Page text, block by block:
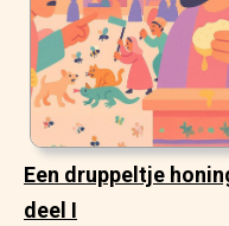
Een druppeltje
deel I